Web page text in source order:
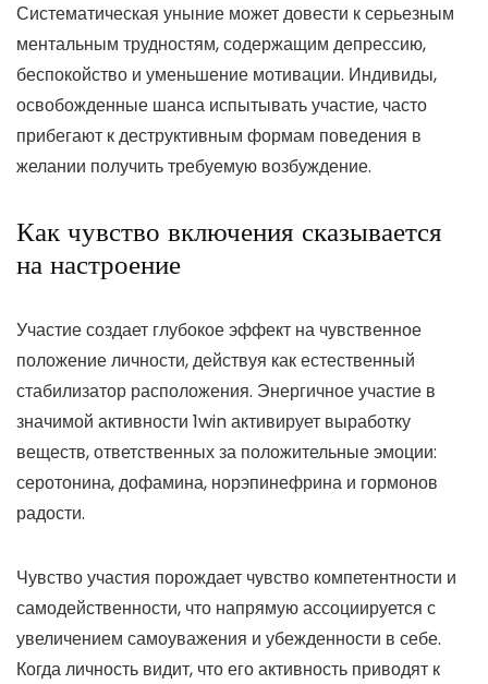
Систематическая уныние может довести к серьезным
ментальным трудностям, содержащим депрессию,
беспокойство и уменьшение мотивации. Индивиды,
освобожденные шанса испытывать участие, часто
прибегают к деструктивным формам поведения в
желании получить требуемую возбуждение.
Как чувство включения сказывается
на настроение
Участие создает глубокое эффект на чувственное
положение личности, действуя как естественный
стабилизатор расположения. Энергичное участие в
значимой активности 1win активирует выработку
веществ, ответственных за положительные эмоции:
серотонина, дофамина, норэпинефрина и гормонов
радости.
Чувство участия порождает чувство компетентности и
самодейственности, что напрямую ассоциируется с
увеличением самоуважения и убежденности в себе.
Когда личность видит, что его активность приводят к